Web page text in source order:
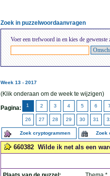
Zoek in puzzelwoordaanvragen
Voer een trefwoord in en kies de gewenste
Week 13 - 2017
(Klik onderaan om de week te wijzigen)
Pagina: 1 2 3 4 5 6 7
26 27 28 29 30 31
Zoek cryptogrammen Zoek
660382 Wilde ik net als een